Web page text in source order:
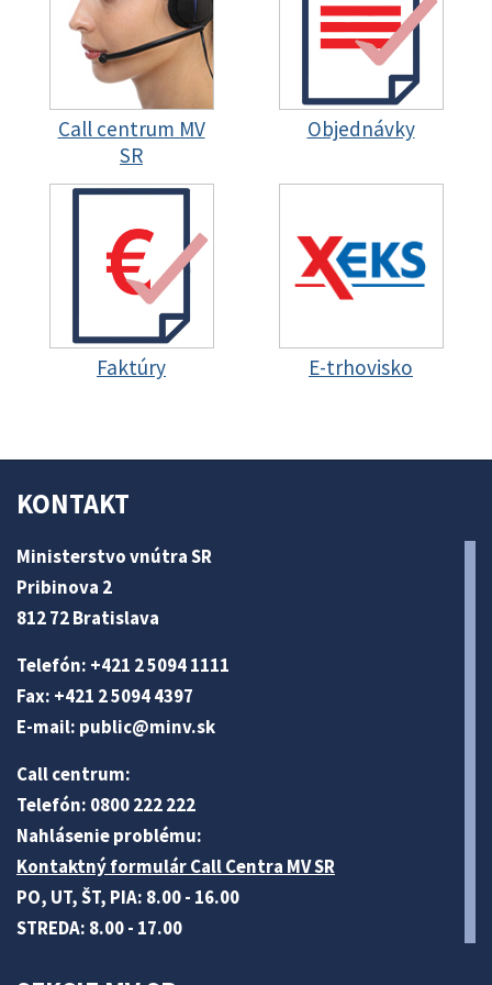
Call centrum MV
SR
Objednávky
Faktúry E-trhovisko
KONTAKT
Ministerstvo vnútra SR
Pribinova 2
812 72 Bratislava
Telefón: +421 2 5094 1111
Fax: +421 2 5094 4397
E-mail: public@minv.sk
Call centrum:
Telefón: 0800 222 222
Nahlásenie problému:
Kontaktný formulár Call Centra MV SR
PO, UT, ŠT, PIA: 8.00 - 16.00
STREDA: 8.00 - 17.00